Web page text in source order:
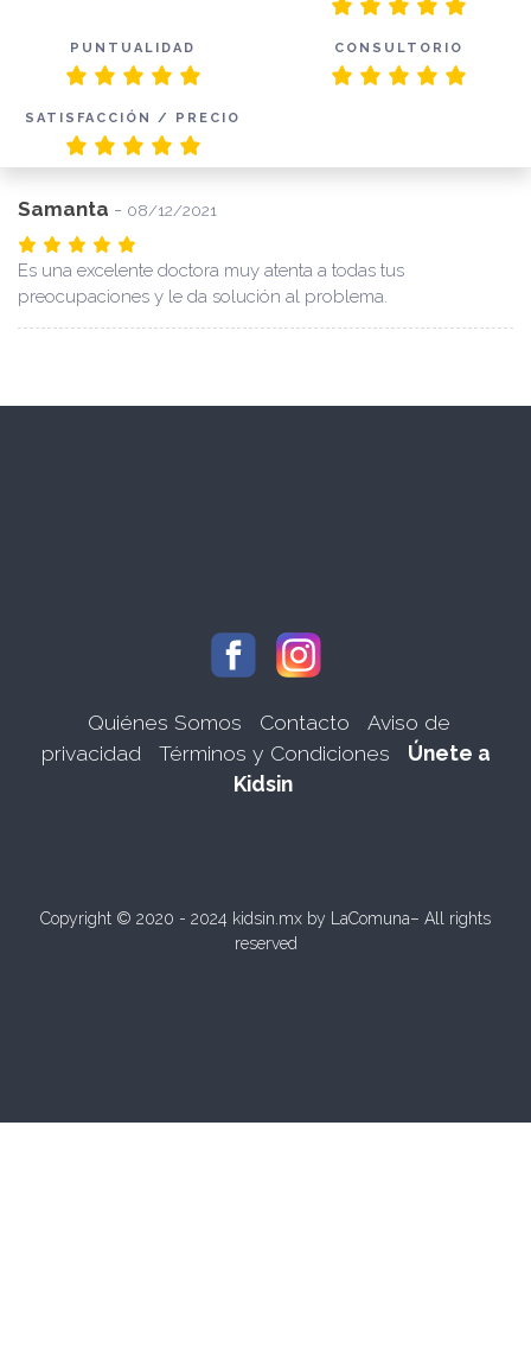
PUNTUALIDAD CONSULTORIO
SATISFACCIÓN / PRECIO
Samanta - 08/12/2021
Es una excelente doctora muy atenta a todas tus
preocupaciones y le da solución al problema.
Quiénes Somos Contacto
Aviso de
privacidad
Términos y Condiciones
Únete a
Kidsin
Copyright © 2020 - 2024 kidsin.mx by LaComuna– All rights
reserved